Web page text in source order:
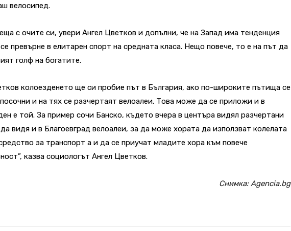
велосипед.
с очите си, увери Ангел Цветков и допълни, че на Запад има тенденция
превърне в елитарен спорт на средната класа. Нещо повече, то е на път да
голф на богатите.
колоезденето ще си пробие път в България, ако по-широките пътища се
и на тях се разчертаят велоалеи. Това може да се приложи и в
е той. За пример сочи Банско, където вчера в центъра видял разчертани
видя и в Благоевград велоалеи, за да може хората да използват колелата
за транспорт а и да се приучат младите хора към повече
казва социологът Ангел Цветков.
Снимка: Agencia.bg